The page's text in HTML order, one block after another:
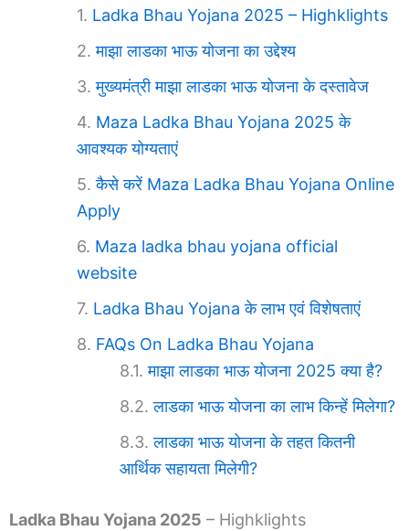
Ladka Bhau Yojana 2025 – Highklights
माझा लाडका भाऊ योजना का उद्देश्य
मुख्यमंत्री माझा लाडका भाऊ योजना के दस्तावेज
Maza Ladka Bhau Yojana 2025 के
आवश्यक योग्यताएं
कैसे करें Maza Ladka Bhau Yojana Online
Apply
Maza ladka bhau yojana official
website
Ladka Bhau Yojana के लाभ एवं विशेषताएं
FAQs On Ladka Bhau Yojana
माझा लाडका भाऊ योजना 2025 क्या है?
लाडका भाऊ योजना का लाभ किन्हें मिलेगा?
लाडका भाऊ योजना के तहत कितनी
आर्थिक सहायता मिलेगी?
Ladka Bhau Yojana 2025 – Highklights